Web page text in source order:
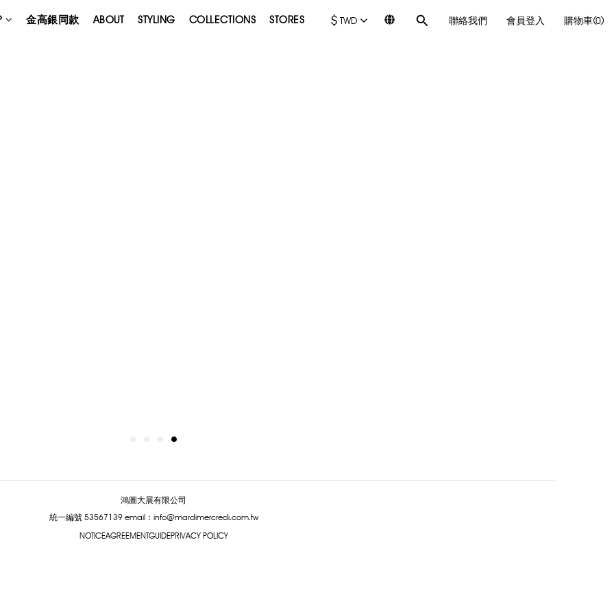
$ TWD 聯絡我們 會員登入 購物車(0)
金高銀同款 ABOUT STYLING COLLECTIONS STORES
鴻圖大展有限公司
統一編號 53567139 email：info@mardimercredi.com.tw
NOTICEAGREEMENTGUIDEPRIVACY POLICY